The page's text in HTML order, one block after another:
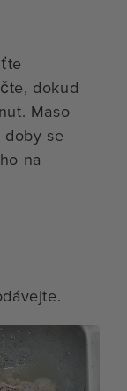
dokud
Maso
se
na